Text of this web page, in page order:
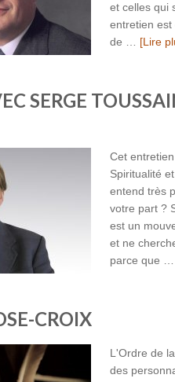
et celles qui
entretien est
de … [Lire
SERGE
Cet
Spiritualité
entend très
votre part ?
est un
et ne
parce que …
CROIX
L'Ordre de
des